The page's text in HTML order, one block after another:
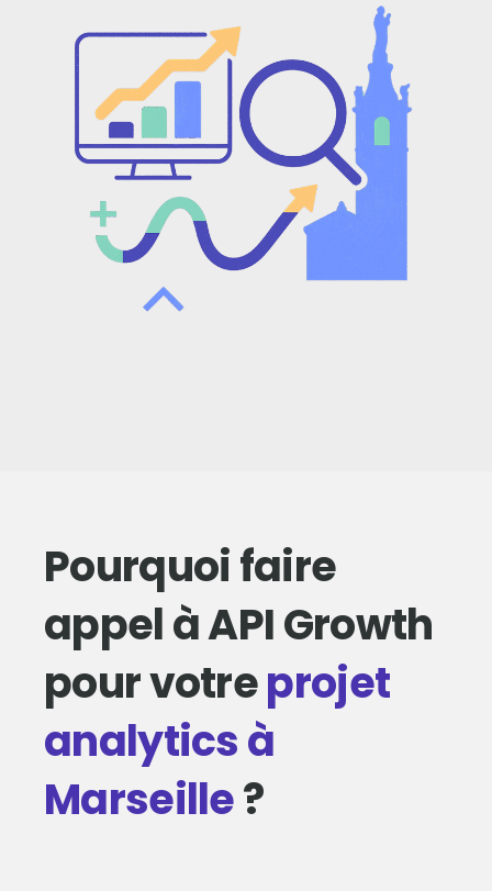
Pourquoi faire
appel à API Growth
pour votreprojet
analytics à
Marseille?